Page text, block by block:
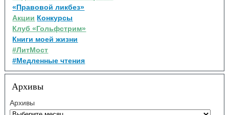
«Правовой ликбез»
Акции Конкурсы
Клуб «Гольфстрим»
Книги моей жизни
#ЛитМост
#Медленные чтения
Архивы
Архивы